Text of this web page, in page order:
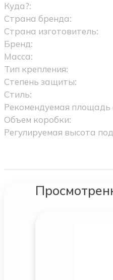
Куда?:
Страна бренда:
Страна изготовитель:
Бренд:
Масса:
Тип крепления:
Степень защиты:
Стиль:
Рекомендуемая площадь
Объем коробки:
Регулируемая высота